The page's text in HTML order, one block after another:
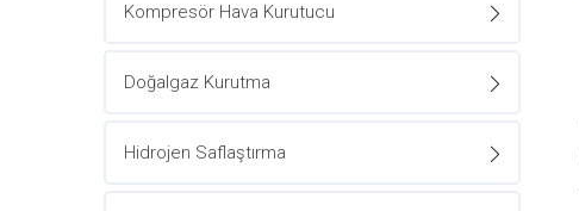
Kompresör Hava Kurutucu
Doğalgaz Kurutma
Hidrojen Saflaştırma